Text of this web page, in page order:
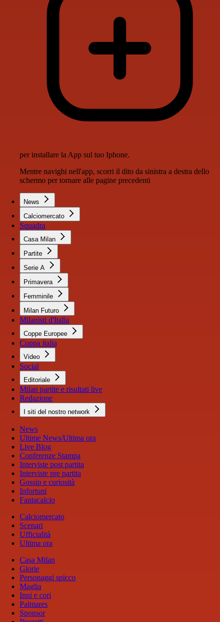
per installare la App sul tuo Iphone.
Mentre navighi nell'app, scorri il dito da sinistra a destra dello
schermo per tornare alle pagine precedenti
News
Calciomercato
Squadra
Casa Milan
Partite
Serie A
Primavera
Femminile
Milan Futuro
Milanisti d'Italia
Coppe Europee
Coppa italia
Video
Social
Editoriale
Milan partite e risultati live
Redazione
I siti del nostro network
News
Ultime News/Ultima ora
Live Blog
Conferenze Stampa
Interviste post partita
Interviste pre partita
Gossip e curiosità
Infortuni
Fantacalcio
Calciomercato
Scenari
Ufficialità
Ultima ora
Casa Milan
Glorie
Personaggi spicco
Maglia
Inni e cori
Palmares
Sponsor